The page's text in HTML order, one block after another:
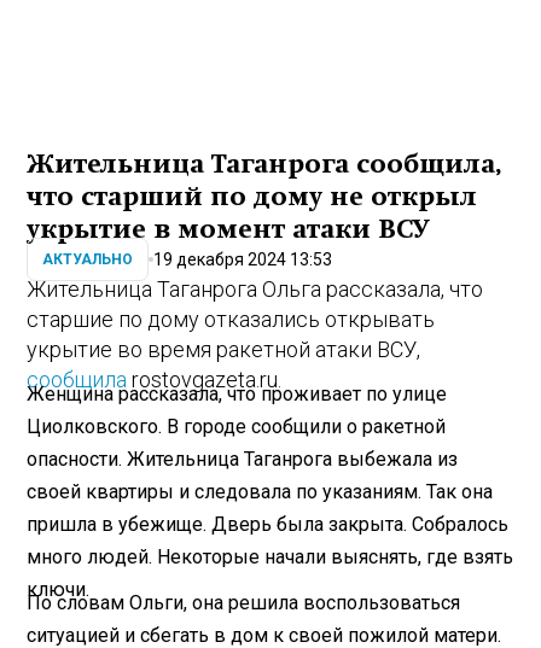
Жительница Таганрога сообщила,
что старший по дому не открыл
укрытие в момент атаки ВСУ
АКТУАЛЬНО 19 декабря 2024 13:53
Жительница Таганрога Ольга рассказала, что
старшие по дому отказались открывать
укрытие во время ракетной атаки ВСУ,
сообщила rostovgazeta.ru.
Женщина рассказала, что проживает по улице
Циолковского. В городе сообщили о ракетной
опасности. Жительница Таганрога выбежала из
своей квартиры и следовала по указаниям. Так она
пришла в убежище. Дверь была закрыта. Собралось
много людей. Некоторые начали выяснять, где взять
ключи.
По словам Ольги, она решила воспользоваться
ситуацией и сбегать в дом к своей пожилой матери.